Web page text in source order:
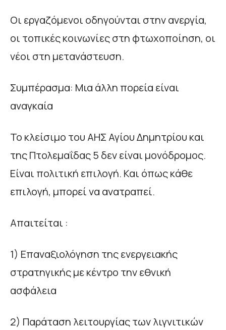
Οι εργαζόμενοι οδηγούνται στην ανεργία,
οι τοπικές κοινωνίες στη φτωχοποίηση, οι
νέοι στη μετανάστευση.
Συμπέρασμα: Μια άλλη πορεία είναι
αναγκαία
Το κλείσιμο του ΑΗΣ Αγίου Δημητρίου και
της Πτολεμαΐδας 5 δεν είναι μονόδρομος.
Είναι πολιτική επιλογή. Και όπως κάθε
επιλογή, μπορεί να ανατραπεί.
Απαιτείται :
1) Επαναξιολόγηση της ενεργειακής
στρατηγικής με κέντρο την εθνική
ασφάλεια
2) Παράταση λειτουργίας των λιγνιτικών